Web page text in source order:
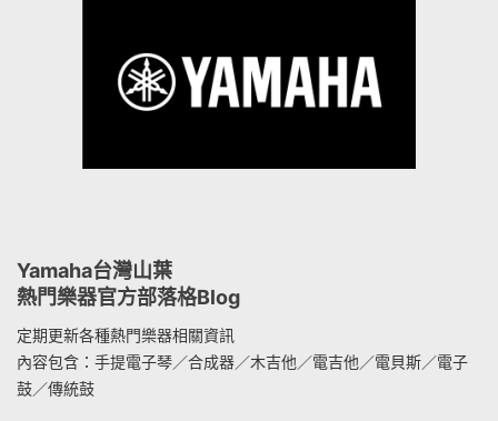
Yamaha台灣山葉
熱門樂器官方部落格Blog
定期更新各種熱門樂器相關資訊
內容包含：手提電子琴／合成器／木吉他／電吉他／電貝斯／電子
鼓／傳統鼓